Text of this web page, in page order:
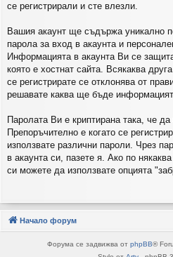
се регистрирали и сте влезли.
Вашия акаунт ще съдържа уникално
парола за вход в акаунта и
Информацията в акаунта Ви се
която е хостнат сайта. Всякаква
се регистрирате се отклонява от
решавате каква ще бъде
Паролата Ви е криптирана така, че
Препоръчително е когато се
използвате различни пароли. Чрез
в акаунта си, пазете я. Ако по
си можете да използвате опцията
Начало форум
Форума се задвижва от phpBB®